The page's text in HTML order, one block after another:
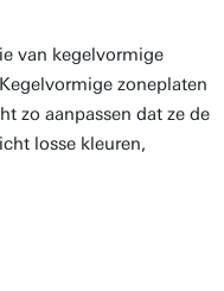
van kegelvormige
zoneplaten
zo aanpassen dat ze de
losse kleuren,